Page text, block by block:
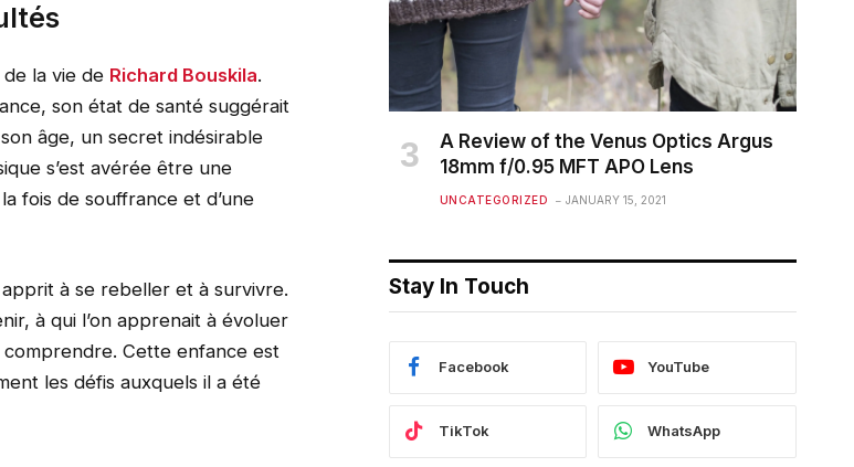
la vie de Richard Bouskila.
son état de santé suggérait
âge, un secret indésirable
s’est avérée être une
fois de souffrance et d’une
à se rebeller et à survivre.
à qui l’on apprenait à évoluer
Cette enfance est
les défis auxquels il a été
A Review of the Venus Optics Argus
18mm f/0.95 MFT APO Lens
UNCATEGORIZED JANUARY 15, 2021
Stay In Touch
Facebook YouTube
TikTok WhatsApp